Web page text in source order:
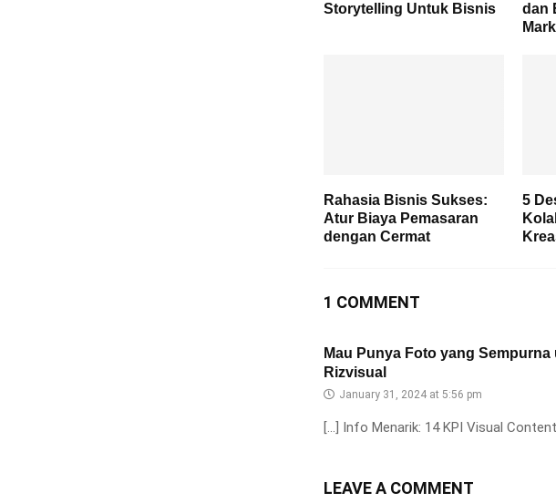
Storytelling Untuk Bisnis
dan
Rahasia Bisnis Sukses:
Atur Biaya Pemasaran
dengan Cermat
5
1 COMMENT
Mau Punya Foto yang
Rizvisual
January 31, 2024 at 5:56 pm
[…] Info Menarik: 14 KPI Visual
LEAVE A COMMENT